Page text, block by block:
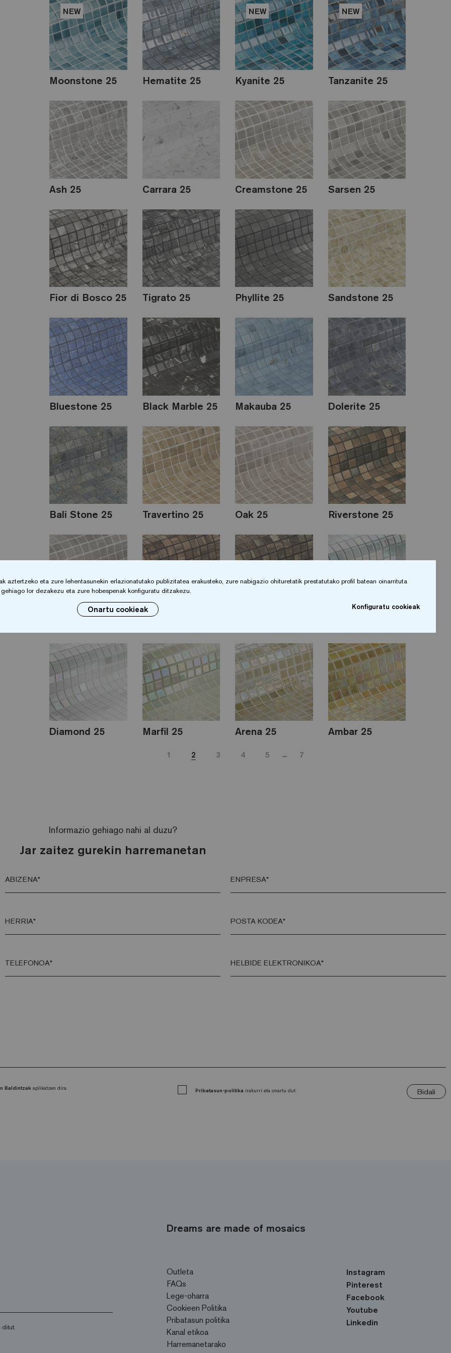
NEW
Moonstone 25 Hematite 25
NEW
Kyanite 25
NEW
Tanzanite 25
Ash 25 Carrara 25 Creamstone 25 Sarsen 25
Fior di Bosco 25 Tigrato 25 Phyllite 25 Sandstone 25
Bluestone 25 Black Marble 25 Makauba 25 Dolerite 25
Bali Stone 25 Travertino 25 Oak 25 Riverstone 25
Diamond 25 Marfil 25 Arena 25 Ambar 25
1 2 3 4 5 ... 7
Informazio gehiago nahi al duzu?
Jar zaitez gurekin harremanetan
ABIZENA* ENPRESA*
HERRIA* POSTA KODEA*
TELEFONOA* HELBIDE ELEKTRONIKOA*
Baldintzak aplikatzen dira. Pribatasun-politika irakurri eta onartu dut. Bidali
Dreams are made of mosaics
ditut.
Outleta
FAQs
Lege-oharra
Cookieen Politika
Pribatasun politika
Kanal etikoa
Harremanetarako
Instagram
Pinterest
Facebook
Youtube
Linkedin
aztertzeko eta zure lehentasunekin erlazionatutako publizitatea erakusteko, zure nabigazio ohituretatik prestatutako profil batean oinarrituta
lor dezakezu eta zure hobespenak konfiguratu ditzakezu.
Onartu cookieak Konfiguratu cookieak